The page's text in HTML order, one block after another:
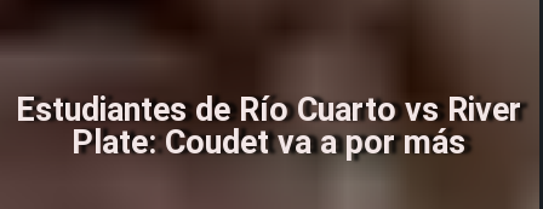
Estudiantes de Río Cuarto vs River
Plate: Coudet va a por más